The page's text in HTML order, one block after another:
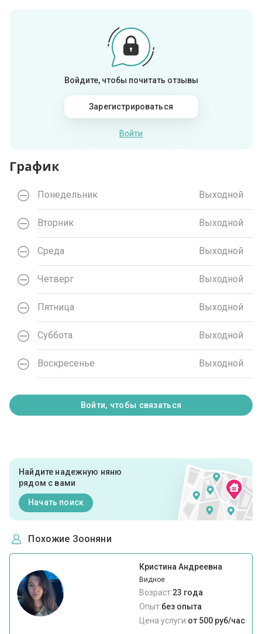
Войдите, чтобы почитать отзывы
Зарегистрироваться
Войти
График
Понедельник Выходной
Вторник Выходной
Среда Выходной
Четверг Выходной
Пятница Выходной
Суббота Выходной
Воскресенье Выходной
Войти, чтобы связаться
Найдите надежную няню
рядом с вами
Начать поиск
Похожие Зооняни
Кристина Андреевна
Видное
Возраст:23 года
Опыт:без опыта
Цена услуги:от 500 руб/час